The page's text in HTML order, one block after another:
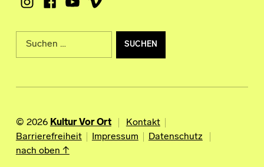
Suche nach:
© 2026 Kultur Vor Ort
Kontakt
Barrierefreiheit
Impressum
Datenschutz
nach oben ↑